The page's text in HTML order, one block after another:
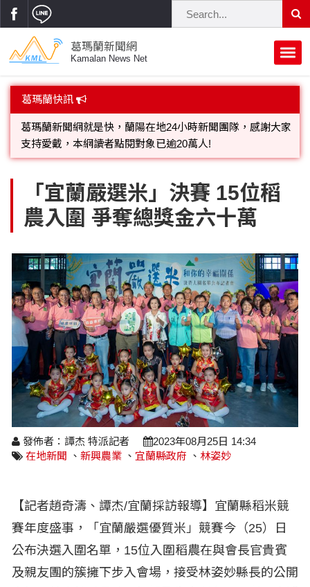
葛瑪蘭新聞網
Kamalan News Net
首頁
蘭陽大代誌
府會議題
街坊大小事
交通警消
地方大小事
校園動態
原住民動態
軍事新聞
立法院
黨政新聞
選舉新聞
總統大選
縣市長選舉
議員民代選舉
鄉鎮長村里長選舉
五合一選舉
溫馨關懷
公益行善
溫馨關懷
民俗薪傳
藝文展覽
專題講座
話說文史
水色流光映城東～名家齊聚展藝風
時尚你我他
休閒旅遊
時尚行業
美食料理
景點介紹
醫療養生
醫藥新訊
衞生保健
【博愛醫療公益服務隊】專欄
產業科技
科技新知
產業招商
求職徵才
農林漁牧
房產理財
我要爆料
網友爆料
檢舉投訴
活動專頁
讀者投稿
宜蘭國際童玩節
宜蘭綠色博覽會
運動賽事
葛瑪蘭快訊
葛瑪蘭新聞網就是快，蘭陽在地24小時新聞團隊，感謝大家
支持愛戴，本網讀者點閱對象已逾20萬人!
歡迎廣告託播，刊頭或新聞欄位:圖片或影音檔可連結指定官
網;詳洽各記者或聯繫：0910-259565洽詢。
「宜蘭嚴選米」決賽 15位稻
農入圍 爭奪總獎金六十萬
發佈者：譚杰 特派記者
2023年08月25日 14:34
在地新聞
、 新興農業 、 宜蘭縣政府 、 林姿妙
【記者趙奇濤、譚杰/宜蘭採訪報導】宜蘭縣稻米競
賽年度盛事，「宜蘭嚴選優質米」競賽今（25）日
公布決選入圍名單，15位入圍稻農在與會長官貴賓
及親友團的簇擁下步入會場，接受林姿妙縣長的公開